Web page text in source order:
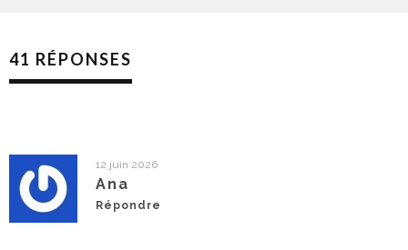
41 RÉPONSES
12 juin 2026
Ana
Répondre